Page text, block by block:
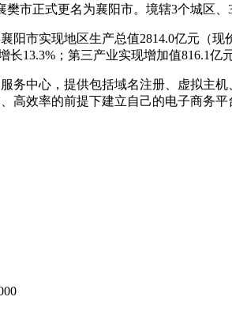
樊市正式更名为襄阳市。境辖3个城区
阳市实现地区生产总值2814.0亿元（
长13.3%；第三产业实现增加值816.1亿
务中心，提供包括域名注册、虚拟主
高效率的前提下建立自己的电子商务平